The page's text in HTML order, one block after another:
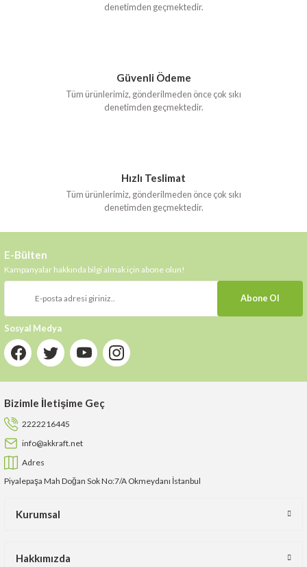
denetimden geçmektedir.
Güvenli Ödeme
Tüm ürünlerimiz, gönderilmeden önce çok sıkı
denetimden geçmektedir.
Hızlı Teslimat
Tüm ürünlerimiz, gönderilmeden önce çok sıkı
denetimden geçmektedir.
E-Bülten
Kampanyalar hakkında bilgi almak için abone olun!
Abone Ol
Sosyal Medya
Bizimle İletişime Geç
2222216445
info@akkraft.net
Adres
Piyalepaşa Mah Doğan Sok No:7/A Okmeydanı İstanbul
Kurumsal
Hakkımızda